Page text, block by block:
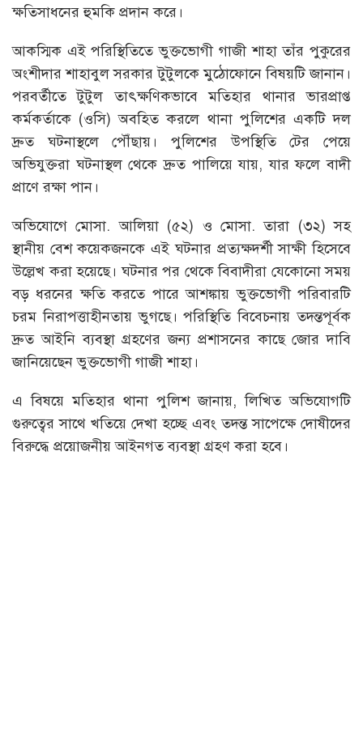
ক্ষতিসাধনের হুমকি প্রদান করে।
আকস্মিক এই পরিস্থিতিতে ভুক্তভোগী গাজী শাহা তাঁর পুকুরের
অংশীদার শাহাবুল সরকার টুটুলকে মুঠোফোনে বিষয়টি জানান।
পরবর্তীতে টুটুল তাৎক্ষণিকভাবে মতিহার থানার ভারপ্রাপ্ত
কর্মকর্তাকে (ওসি) অবহিত করলে থানা পুলিশের একটি দল
দ্রুত ঘটনাস্থলে পৌঁছায়। পুলিশের উপস্থিতি টের পেয়ে
অভিযুক্তরা ঘটনাস্থল থেকে দ্রুত পালিয়ে যায়, যার ফলে বাদী
প্রাণে রক্ষা পান।
অভিযোগে মোসা. আলিয়া (৫২) ও মোসা. তারা (৩২) সহ
স্থানীয় বেশ কয়েকজনকে এই ঘটনার প্রত্যক্ষদর্শী সাক্ষী হিসেবে
উল্লেখ করা হয়েছে। ঘটনার পর থেকে বিবাদীরা যেকোনো সময়
বড় ধরনের ক্ষতি করতে পারে আশঙ্কায় ভুক্তভোগী পরিবারটি
চরম নিরাপত্তাহীনতায় ভুগছে। পরিস্থিতি বিবেচনায় তদন্তপূর্বক
দ্রুত আইনি ব্যবস্থা গ্রহণের জন্য প্রশাসনের কাছে জোর দাবি
জানিয়েছেন ভুক্তভোগী গাজী শাহা।
এ বিষয়ে মতিহার থানা পুলিশ জানায়, লিখিত অভিযোগটি
গুরুত্বের সাথে খতিয়ে দেখা হচ্ছে এবং তদন্ত সাপেক্ষে দোষীদের
বিরুদ্ধে প্রয়োজনীয় আইনগত ব্যবস্থা গ্রহণ করা হবে।